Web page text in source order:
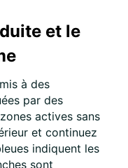
et le
à des
par des
actives sans
et continuez
indiquent les
sont